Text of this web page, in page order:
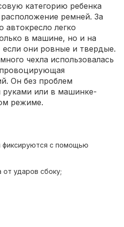
категорию ребенка
ремней. За
автокресло легко
в машине, но и на
если они ровные и твердые.
чехла использовалась
Он без проблем
руками или в машинке-
режиме.
фиксируются с помощью
ударов сбоку;